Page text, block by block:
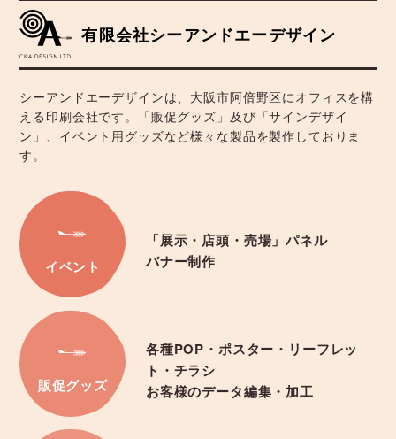
有限会社シーアンドエーデザイン
シーアンドエーデザインは、大阪市阿倍野区にオフィスを構
える印刷会社です。「販促グッズ」及び「サインデザイ
ン」、イベント用グッズなど様々な製品を製作しておりま
す。
イベント
「展示・店頭・売場」パネル
バナー制作
販促グッズ
各種POP・ポスター・リーフレッ
ト・チラシ
お客様のデータ編集・加工